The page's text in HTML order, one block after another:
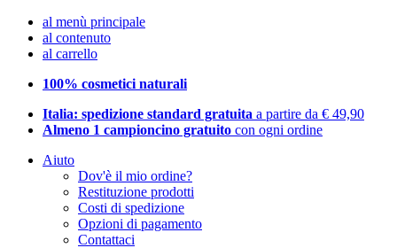
al menù principale
al contenuto
al carrello
100% cosmetici naturali
Italia: spedizione standard gratuita a partire da € 49,90
Almeno 1 campioncino gratuito con ogni ordine
Aiuto
Dov'è il mio ordine?
Restituzione prodotti
Costi di spedizione
Opzioni di pagamento
Contattaci